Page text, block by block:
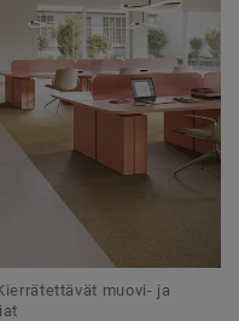
muovi- ja